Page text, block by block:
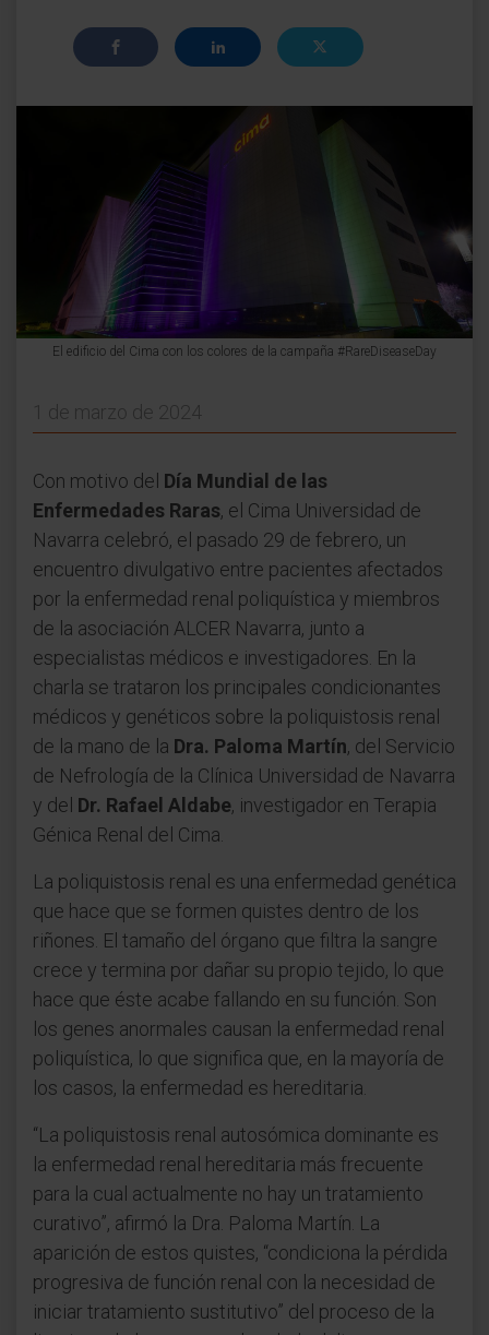
El edificio del Cima con los colores de la campaña #RareDiseaseDay
1 de marzo de 2024
Con motivo del Día Mundial de las
Enfermedades Raras, el Cima Universidad de
Navarra celebró, el pasado 29 de febrero, un
encuentro divulgativo entre pacientes afectados
por la enfermedad renal poliquística y miembros
de la asociación ALCER Navarra, junto a
especialistas médicos e investigadores. En la
charla se trataron los principales condicionantes
médicos y genéticos sobre la poliquistosis renal
de la mano de la Dra. Paloma Martín, del Servicio
de Nefrología de la Clínica Universidad de Navarra
y del Dr. Rafael Aldabe, investigador en Terapia
Génica Renal del Cima.
La poliquistosis renal es una enfermedad genética
que hace que se formen quistes dentro de los
riñones. El tamaño del órgano que filtra la sangre
crece y termina por dañar su propio tejido, lo que
hace que éste acabe fallando en su función. Son
los genes anormales causan la enfermedad renal
poliquística, lo que significa que, en la mayoría de
los casos, la enfermedad es hereditaria.
“La poliquistosis renal autosómica dominante es
la enfermedad renal hereditaria más frecuente
para la cual actualmente no hay un tratamiento
curativo”, afirmó la Dra. Paloma Martín. La
aparición de estos quistes, “condiciona la pérdida
progresiva de función renal con la necesidad de
iniciar tratamiento sustitutivo” del proceso de la